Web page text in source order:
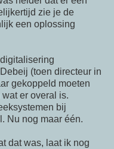
zie je de
een oplossing
(toen directeur in
gekoppeld moeten
er overal is.
bij
Nu nog maar één.
dat was, laat ik nog